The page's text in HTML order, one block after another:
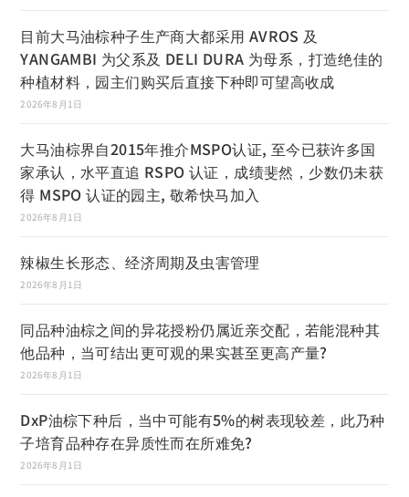
目前大马油棕种子生产商大都采用 AVROS 及
YANGAMBI 为父系及 DELI DURA 为母系，打造绝佳的
种植材料，园主们购买后直接下种即可望高收成
2026年8月1日
大马油棕界自2015年推介MSPO认证, 至今已获许多国
家承认，水平直追 RSPO 认证，成绩斐然，少数仍未获
得 MSPO 认证的园主, 敬希快马加入
2026年8月1日
辣椒生长形态、经济周期及虫害管理
2026年8月1日
同品种油棕之间的异花授粉仍属近亲交配，若能混种其
他品种，当可结出更可观的果实甚至更高产量?
2026年8月1日
DxP油棕下种后，当中可能有5%的树表现较差，此乃种
子培育品种存在异质性而在所难免?
2026年8月1日